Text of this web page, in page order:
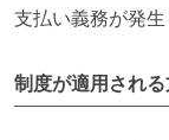
支払い義務が発生
制度が適用される